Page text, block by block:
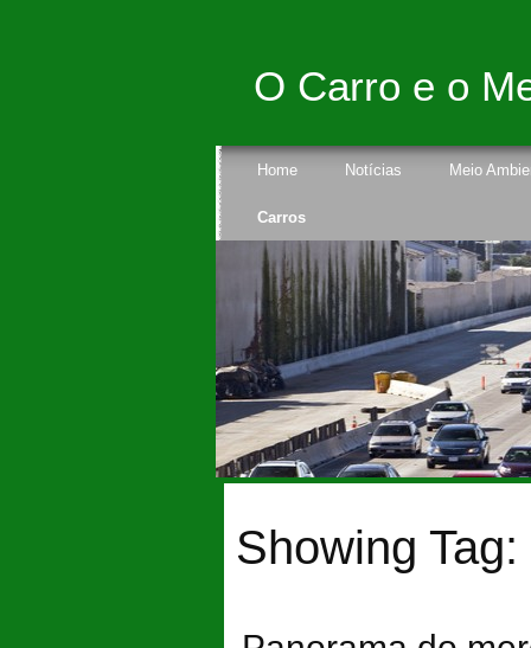
O Carro e o
Home Notícias Meio
Carros
Showing